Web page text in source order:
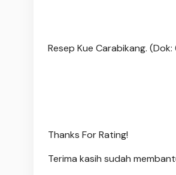
Resep Kue Carabikang.
Thanks For Rating!
Terima kasih sudah